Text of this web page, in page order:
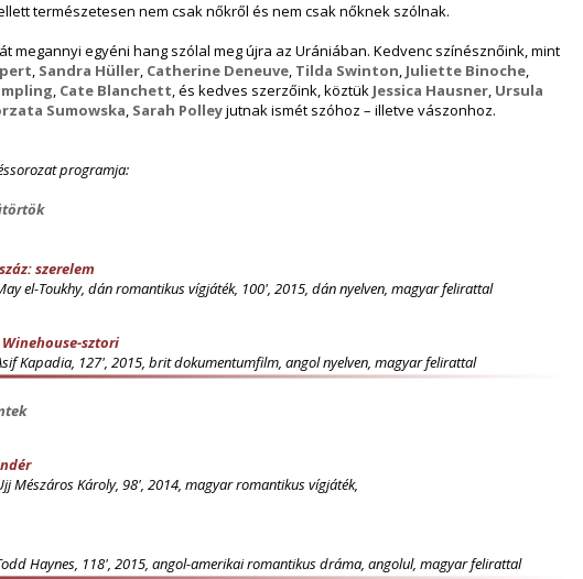
természetesen nem csak nőkről és nem csak nőknek szólnak.
megannyi egyéni hang szólal meg újra az Urániában. Kedvenc színésznőink, mint
, Sandra Hüller, Catherine Deneuve, Tilda Swinton, Juliette Binoche,
, Cate Blanchett, és kedves szerzőink, köztük Jessica Hausner, Ursula
Sumowska, Sarah Polleyjutnak ismét szóhoz – illetve vászonhoz.
programja:
szerelem
el-Toukhy, dán romantikus vígjáték, 100', 2015, dán nyelven, magyar felirattal
Winehouse-sztori
Kapadia, 127', 2015, brit dokumentumfilm, angol nyelven, magyar felirattal
Mészáros Károly, 98', 2014, magyar romantikus vígjáték,
Haynes, 118', 2015, angol-amerikai romantikus dráma, angolul, magyar felirattal